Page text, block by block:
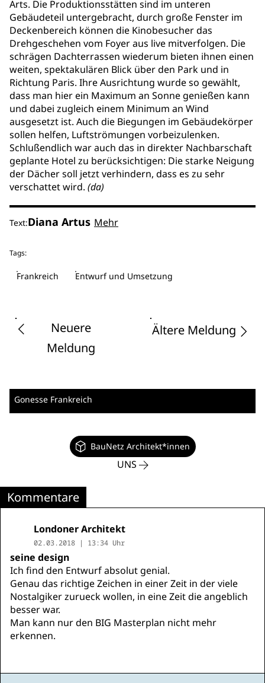
Arts. Die Produktionsstätten sind im unteren
Gebäudeteil untergebracht, durch große Fenster im
Deckenbereich können die Kinobesucher das
Drehgeschehen vom Foyer aus live mitverfolgen. Die
schrägen Dachterrassen wiederum bieten ihnen einen
weiten, spektakulären Blick über den Park und in
Richtung Paris. Ihre Ausrichtung wurde so gewählt,
dass man hier ein Maximum an Sonne genießen kann
und dabei zugleich einem Minimum an Wind
ausgesetzt ist. Auch die Biegungen im Gebäudekörper
sollen helfen, Luftströmungen vorbeizulenken.
Schlußendlich war auch das in direkter Nachbarschaft
geplante Hotel zu berücksichtigen: Die starke Neigung
der Dächer soll jetzt verhindern, dass es zu sehr
verschattet wird. (da)
Text:Diana Artus Mehr
Tags:
Frankreich Entwurf und Umsetzung
Neuere
Meldung
Ältere Meldung
Gonesse Frankreich
BauNetz Architekt*innen
UNS
Kommentare
Londoner Architekt
02.03.2018 | 13:34 Uhr
seine design
Ich find den Entwurf absolut genial.
Genau das richtige Zeichen in einer Zeit in der viele
Nostalgiker zurueck wollen, in eine Zeit die angeblich
besser war.
Man kann nur den BIG Masterplan nicht mehr
erkennen.